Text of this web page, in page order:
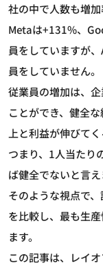
社の中で人数も増加
Metaは+131%、
員をしていますが
員をしていません。
従業員の増加は、
ことができ、健全
上と利益が伸びて
つまり、1人当たり
ば健全でないと言え
そのような視点で
を比較し、最も生
ます。
この記事は、レイ